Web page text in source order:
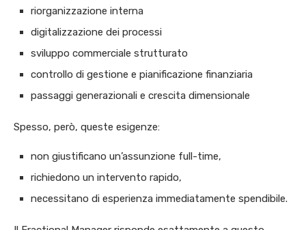
riorganizzazione interna
digitalizzazione dei processi
sviluppo commerciale strutturato
controllo di gestione e pianificazione finanziaria
passaggi generazionali e crescita dimensionale
Spesso, però, queste esigenze:
non giustificano un’assunzione full-time,
richiedono un intervento rapido,
necessitano di esperienza immediatamente spendibile.